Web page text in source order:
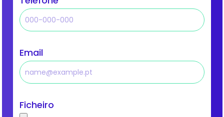
Email
Ficheiro